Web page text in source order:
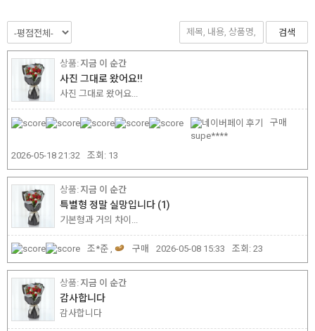
검색
지금 이 순간
사진 그대로 왔어요!!
사진 그대로 왔어요...
supe****
구매
2026-05-18 21:32 조회: 13
지금 이 순간
특별형 정말 실망입니다 (1)
기본형과 거의 차이...
조*준 , 구매 2026-05-08 15:33 조회: 23
지금 이 순간
감사합니다
감사합니다